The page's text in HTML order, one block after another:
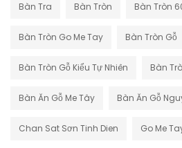
Bàn Tra Bàn Tròn Bàn Tròn
Bàn Tròn Go Me Tay Bàn Tròn Gỗ
Bàn Tròn Gỗ Kiểu Tự Nhiên Bàn
Bàn Ăn Gỗ Me Tây Bàn Ăn Gỗ
Chan Sat Sơn Tinh Dien Go Me